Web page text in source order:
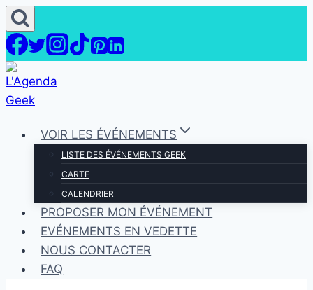
Aller
au
contenu
VOIR LES ÉVÉNEMENTS
LISTE DES ÉVÉNEMENTS GEEK
CARTE
CALENDRIER
PROPOSER MON ÉVÉNEMENT
EVÉNEMENTS EN VEDETTE
NOUS CONTACTER
FAQ